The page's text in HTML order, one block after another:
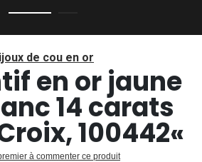
de cou en or
en or jaune
14 carats
100442«
à commenter ce produit